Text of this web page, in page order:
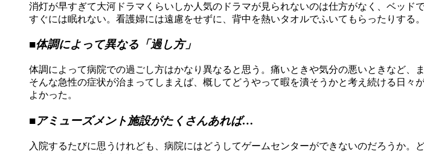
消灯が早すぎて大河ドラマくらいしか人気のドラマが見られないのは仕方がなく、ベッ
すぐには眠れない。看護婦には遠慮をせずに、背中を熱いタオルでふいてもらったりする
■体調によって異なる「過し方」
体調によって病院での過ごし方はかなり異なると思う。痛いときや気分の悪いときなど、
そんな急性の症状が治まってしまえば、概してどうやって暇を潰そうかと考え続ける日
よかった。
■アミューズメント施設がたくさんあれば…
入院するたびに思うけれども、病院にはどうしてゲームセンターができないのだろうか